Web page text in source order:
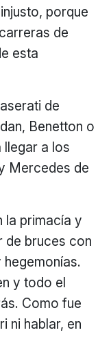
porque
de
esta
de
Benetton o
llegar a los
Mercedes de
la primacía y
de bruces con
hegemonías.
y todo el
Como fue
ni hablar, en